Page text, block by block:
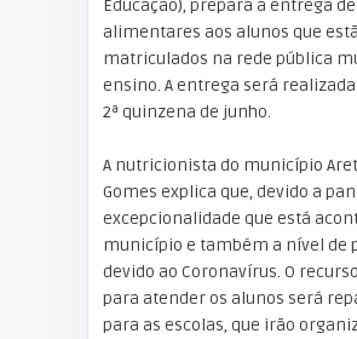
Educação), prepara a entrega
alimentares aos alunos que
matriculados na rede pública
ensino. A entrega será
2ª quinzena de junho.
A nutricionista do município
Gomes explica que, devido a
excepcionalidade que está
município e também a nível de
devido ao Coronavírus. O
para atender os alunos será
para as escolas, que irão